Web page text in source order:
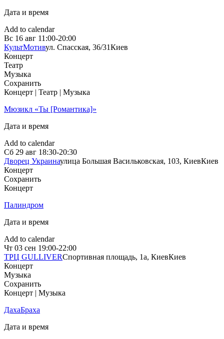
Дата и время
Add to calendar
Вс 16 авг 11:00-20:00
КультМотивул. Спасская, 36/31Киев
Концерт
Театр
Музыка
Сохранить
Концерт | Театр | Музыка
Мюзикл «Ты [Романтика]»
Дата и время
Add to calendar
Сб 29 авг 18:30-20:30
Дворец Украинаулица Большая Васильковская, 103, КиевКиев
Концерт
Сохранить
Концерт
Палиндром
Дата и время
Add to calendar
Чт 03 сен 19:00-22:00
ТРЦ GULLIVERСпортивная площадь, 1a, КиевКиев
Концерт
Музыка
Сохранить
Концерт | Музыка
ДахаБраха
Дата и время